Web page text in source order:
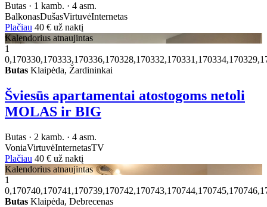
Butas · 1 kamb. · 4 asm.
BalkonasDušasVirtuvėInternetas
Plačiau 40 € už naktį
Kalendorius atnaujintas
1
Butas Klaipėda, Žardininkai
Šviesūs apartamentai atostogoms netoli
MOLAS ir BIG
Butas · 2 kamb. · 4 asm.
VoniaVirtuvėInternetasTV
Plačiau 40 € už naktį
Kalendorius atnaujintas
1
Butas Klaipėda, Debrecenas